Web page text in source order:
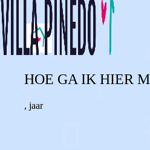
HOE GA IK HIER
, jaar